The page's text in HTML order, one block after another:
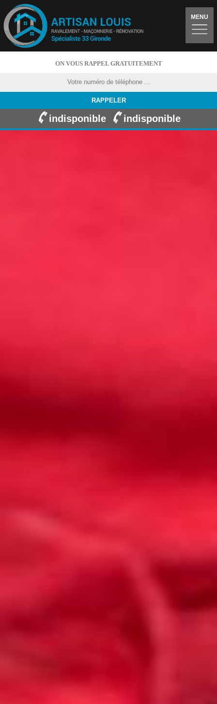
MENU
ON VOUS RAPPEL GRATUITEMENT
indisponible indisponible